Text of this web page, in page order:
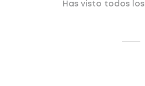
Has visto todos los